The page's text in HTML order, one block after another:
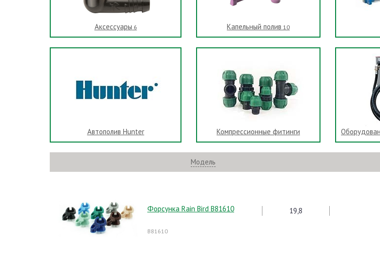
Аксессуары 6 Капельный полив 10
Автополив Hunter Компрессионные фитинги
Модель
Форсунка Rain Bird B81610
B81610
19,8